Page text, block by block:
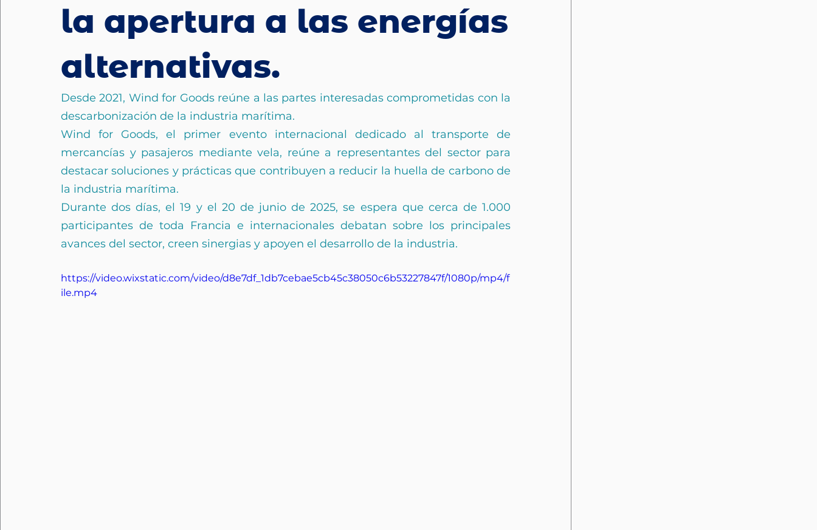
la apertura a las energías
alternativas.
Desde 2021, Wind for Goods reúne a las partes interesadas comprometidas con la
descarbonización de la industria marítima.
Wind for Goods, el primer evento internacional dedicado al transporte de
mercancías y pasajeros mediante vela, reúne a representantes del sector para
destacar soluciones y prácticas que contribuyen a reducir la huella de carbono de
la industria marítima.
Durante dos días, el 19 y el 20 de junio de 2025, se espera que cerca de 1.000
participantes de toda Francia e internacionales debatan sobre los principales
avances del sector, creen sinergias y apoyen el desarrollo de la industria.
https://video.wixstatic.com/video/d8e7df_1db7cebae5cb45c38050c6b53227847f/1080p/mp4/f
ile.mp4